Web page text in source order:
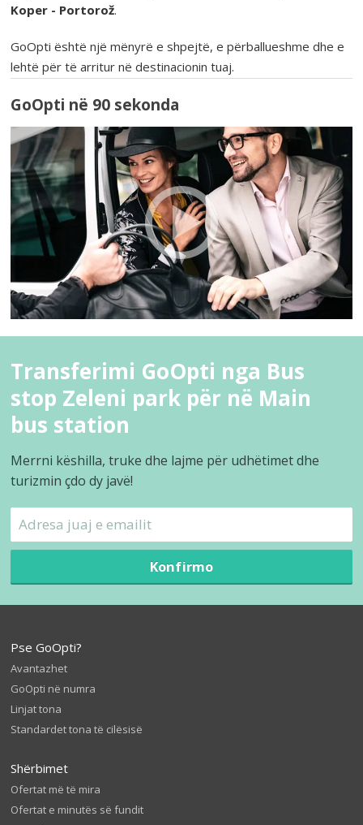
Koper - Portorož.
GoOpti është një mënyrë e shpejtë, e përballueshme dhe e
lehtë për të arritur në destinacionin tuaj.
GoOpti në 90 sekonda
Transferimi GoOpti nga Bus
stop Zeleni park për në Main
bus station
Merrni këshilla, truke dhe lajme për udhëtimet dhe
turizmin çdo dy javë!
Konfirmo
Pse GoOpti?
Avantazhet
GoOpti në numra
Linjat tona
Standardet tona të cilësisë
Shërbimet
Ofertat më të mira
Ofertat e minutës së fundit